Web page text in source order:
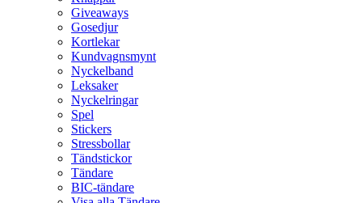
Giveaways
Gosedjur
Kortlekar
Kundvagnsmynt
Nyckelband
Leksaker
Nyckelringar
Spel
Stickers
Stressbollar
Tändstickor
Tändare
BIC-tändare